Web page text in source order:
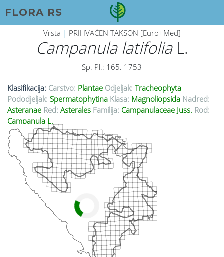
FLORA RS
Vrsta | PRIHVAĆEN TAKSON [Euro+Med]
Campanula latifoliaL.
Sp. Pl.: 165. 1753
Klasifikacija: Carstvo: Plantae Odjeljak: Tracheophyta
Pododjeljak: Spermatophytina Klasa: Magnoliopsida Nadred:
Asteranae Red: Asterales Familija: Campanulaceae Juss. Rod:
Campanula L.